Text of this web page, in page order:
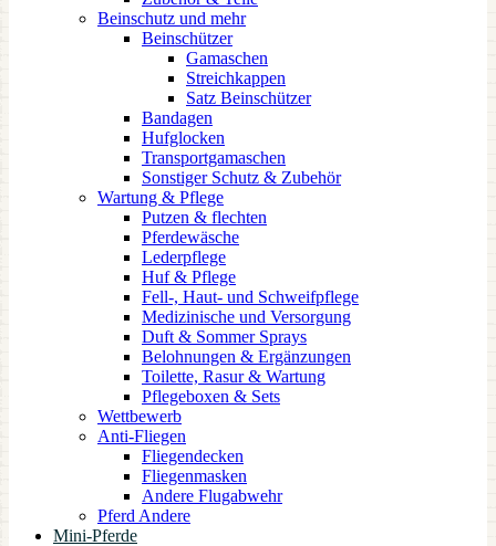
Beinschutz und mehr
Beinschützer
Gamaschen
Streichkappen
Satz Beinschützer
Bandagen
Hufglocken
Transportgamaschen
Sonstiger Schutz & Zubehör
Wartung & Pflege
Putzen & flechten
Pferdewäsche
Lederpflege
Huf & Pflege
Fell-, Haut- und Schweifpflege
Medizinische und Versorgung
Duft & Sommer Sprays
Belohnungen & Ergänzungen
Toilette, Rasur & Wartung
Pflegeboxen & Sets
Wettbewerb
Anti-Fliegen
Fliegendecken
Fliegenmasken
Andere Flugabwehr
Pferd Andere
Mini-Pferde